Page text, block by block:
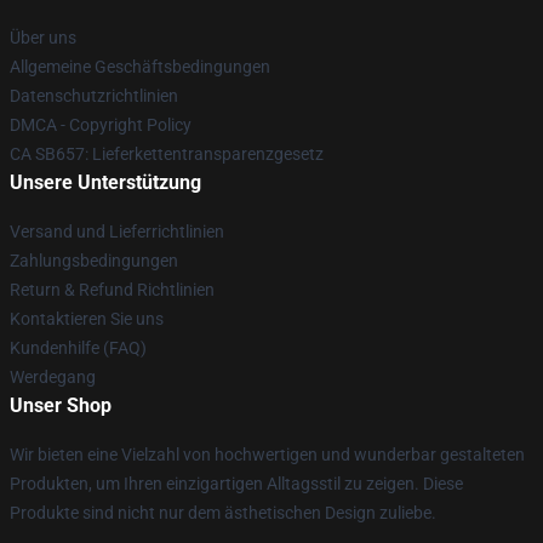
Über uns
Allgemeine Geschäftsbedingungen
Datenschutzrichtlinien
DMCA - Copyright Policy
CA SB657: Lieferkettentransparenzgesetz
Unsere Unterstützung
Versand und Lieferrichtlinien
Zahlungsbedingungen
Return & Refund Richtlinien
Kontaktieren Sie uns
Kundenhilfe (FAQ)
Werdegang
Unser Shop
Wir bieten eine Vielzahl von hochwertigen und wunderbar gestalteten
Produkten, um Ihren einzigartigen Alltagsstil zu zeigen. Diese
Produkte sind nicht nur dem ästhetischen Design zuliebe.